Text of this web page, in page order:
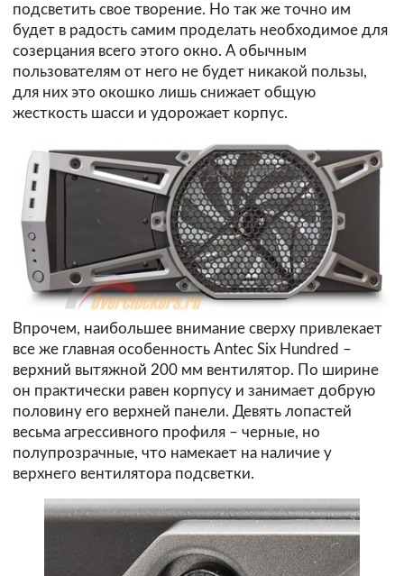
подсветить свое творение. Но так же точно им
будет в радость самим проделать необходимое для
созерцания всего этого окно. А обычным
пользователям от него не будет никакой пользы,
для них это окошко лишь снижает общую
жесткость шасси и удорожает корпус.
Впрочем, наибольшее внимание сверху привлекает
все же главная особенность Antec Six Hundred –
верхний вытяжной 200 мм вентилятор. По ширине
он практически равен корпусу и занимает добрую
половину его верхней панели. Девять лопастей
весьма агрессивного профиля – черные, но
полупрозрачные, что намекает на наличие у
верхнего вентилятора подсветки.